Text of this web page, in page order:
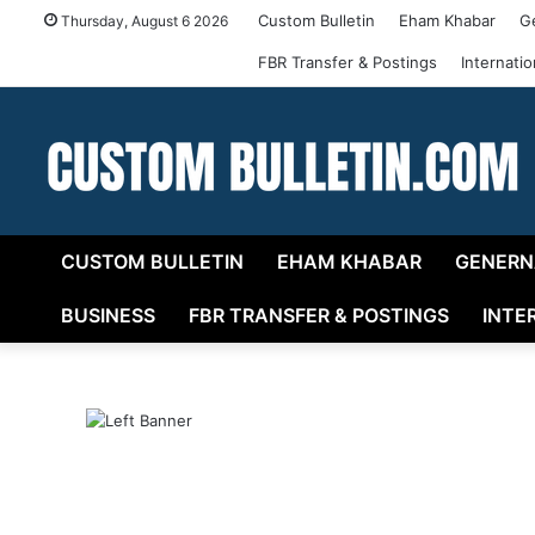
Thursday, August 6 2026 Custom Bulletin Eham Khabar
FBR Transfer & Postings
CUSTOM BULLETIN EHAM KHABAR
BUSINESS FBR TRANSFER & POSTINGS